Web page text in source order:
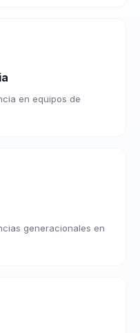
en equipos de
generacionales en